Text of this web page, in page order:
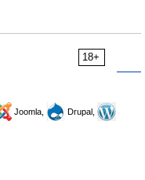
18+
Joomla,
Drupal,